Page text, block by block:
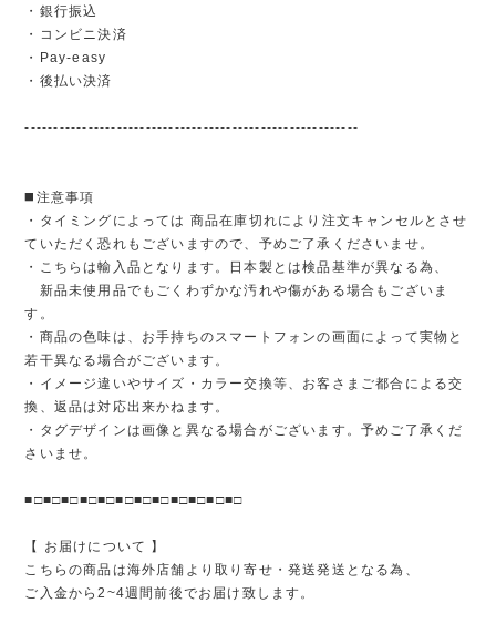
・銀行振込
・コンビニ決済
・Pay-easy
・後払い決済
----------------------------------------------------------
◼️注意事項
・タイミングによっては 商品在庫切れにより注文キャンセルとさせ
ていただく恐れもございますので、予めご了承くださいませ。
・こちらは輸入品となります。日本製とは検品基準が異なる為、
新品未使用品でもごくわずかな汚れや傷がある場合もございま
す。
・商品の色味は、お手持ちのスマートフォンの画面によって実物と
若干異なる場合がございます。
・イメージ違いやサイズ・カラー交換等、お客さまご都合による交
換、返品は対応出来かねます。
・タグデザインは画像と異なる場合がございます。予めご了承くだ
さいませ。
■□■□■□■□■□■□■□■□■□■□■□■□
【 お届けについて 】
こちらの商品は海外店舗より取り寄せ・発送発送となる為、
ご入金から2~4週間前後でお届け致します。